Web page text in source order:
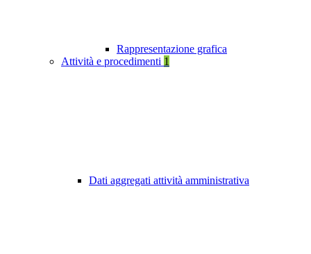
Rappresentazione grafica
Attività e procedimenti 1
Dati aggregati attività amministrativa